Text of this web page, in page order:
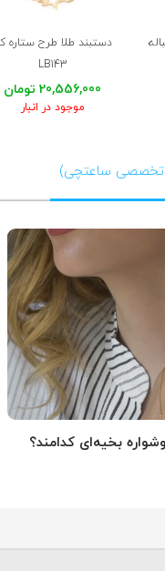
دستبند طلا طرح ستاره
LB143
20,556,000 تومان
موجود در انبار
تخصصی ساعتچی)
بخیه‌ای کدامند؟